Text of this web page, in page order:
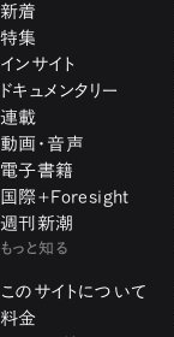
新着
特集
インサイト
ドキュメンタリー
連載
動画・音声
電子書籍
国際+Foresight
週刊新潮
もっと知る
このサイトについて
料金